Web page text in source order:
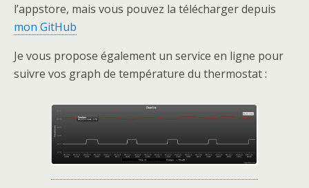
l’appstore, mais vous pouvez la télécharger depuis
mon GitHub
Je vous propose également un service en ligne pour
suivre vos graph de température du thermostat :